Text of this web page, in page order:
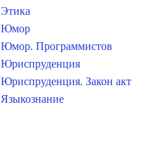
Этика
Юмор
Юмор. Программистов
Юриспруденция
Юриспруденция. Закон акт
Языкознание